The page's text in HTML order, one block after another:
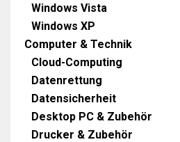
Windows Vista
Windows XP
Computer & Technik
Cloud-Computing
Datenrettung
Datensicherheit
Desktop PC & Zubehör
Drucker & Zubehör